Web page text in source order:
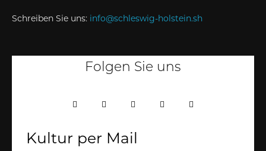
Schreiben Sie uns: info@schleswig-holstein.sh
Folgen Sie uns
Kultur per Mail